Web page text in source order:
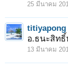
25 มีนาคม
titiyapong
อ.ธนะสิท
13 มีนาคม